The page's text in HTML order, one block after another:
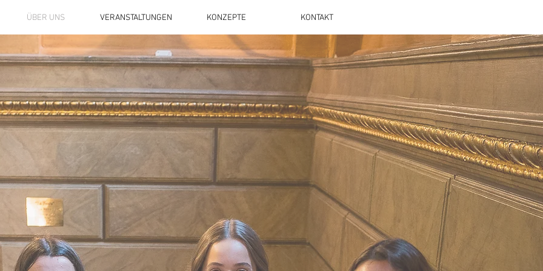
ÜBER UNS VERANSTALTUNGEN KONZEPTE KONTAKT